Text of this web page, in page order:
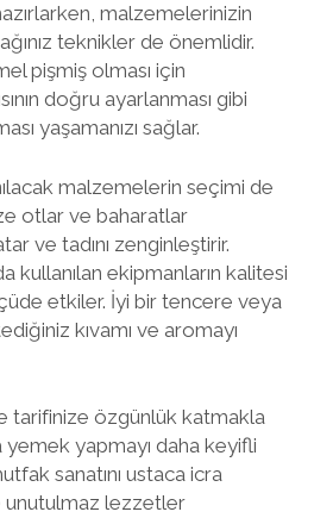
malzemelerinizin
teknikler de önemlidir.
pişmiş olması için
doğru ayarlanması gibi
yaşamanızı sağlar.
malzemelerin seçimi de
otlar ve baharatlar
ve tadını zenginleştirir.
kullanılan ekipmanların kalitesi
etkiler. İyi bir tencere veya
kıvamı ve aromayı
tarifinize özgünlük katmakla
yemek yapmayı daha keyifli
sanatını ustaca icra
lezzetler